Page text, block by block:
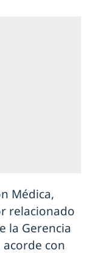
Médica,
relacionado
la Gerencia
con